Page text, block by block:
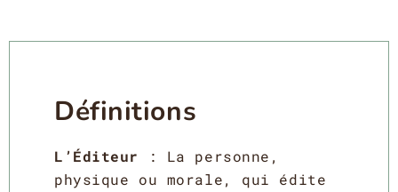
Définitions
L’Éditeur : La personne,
physique ou morale, qui édite